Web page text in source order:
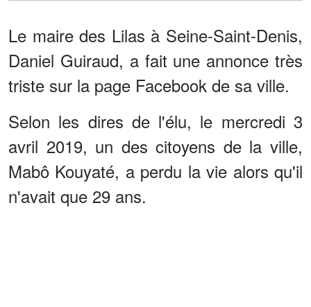
Le maire des Lilas à Seine-Saint-Denis,
Daniel Guiraud, a fait une annonce très
triste sur la page Facebook de sa ville.
Selon les dires de l'élu, le mercredi 3
avril 2019, un des citoyens de la ville,
Mabô Kouyaté, a perdu la vie alors qu'il
n'avait que 29 ans.